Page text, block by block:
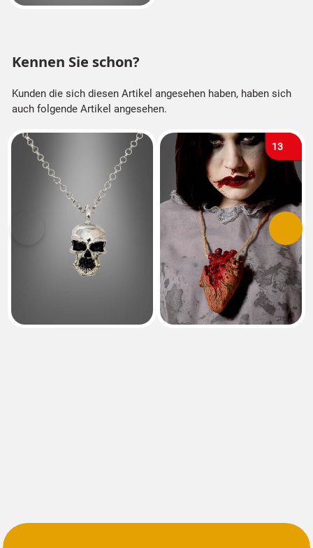
Kennen Sie schon?
Kunden die sich diesen Artikel angesehen haben, haben sich
auch folgende Artikel angesehen.
13
Vorherige